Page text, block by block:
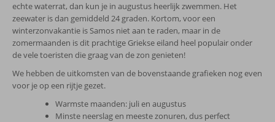
echte waterrat, dan kun je in augustus heerlijk zwemmen. Het
zeewater is dan gemiddeld 24 graden. Kortom, voor een
winterzonvakantie is Samos niet aan te raden, maar in de
zomermaanden is dit prachtige Griekse eiland heel populair onder
de vele toeristen die graag van de zon genieten!
We hebben de uitkomsten van de bovenstaande grafieken nog even
voor je op een rijtje gezet.
Warmste maanden: juli en augustus
Minste neerslag en meeste zonuren, dus perfect